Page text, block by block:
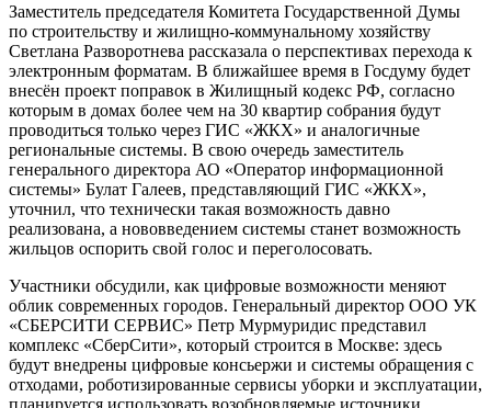
Заместитель председателя Комитета Государственной Думы
по строительству и жилищно-коммунальному хозяйству
Светлана Разворотнева рассказала о перспективах перехода к
электронным форматам. В ближайшее время в Госдуму будет
внесён проект поправок в Жилищный кодекс РФ, согласно
которым в домах более чем на 30 квартир собрания будут
проводиться только через ГИС «ЖКХ» и аналогичные
региональные системы. В свою очередь заместитель
генерального директора АО «Оператор информационной
системы» Булат Галеев, представляющий ГИС «ЖКХ»,
уточнил, что технически такая возможность давно
реализована, а нововведением системы станет возможность
жильцов оспорить свой голос и переголосовать.
Участники обсудили, как цифровые возможности меняют
облик современных городов. Генеральный директор ООО УК
«СБЕРСИТИ СЕРВИС» Петр Мурмуридис представил
комплекс «СберСити», который строится в Москве: здесь
будут внедрены цифровые консьержи и системы обращения с
отходами, роботизированные сервисы уборки и эксплуатации,
планируется использовать возобновляемые источники